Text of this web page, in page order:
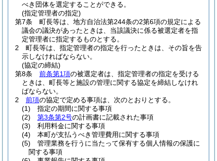
べき団体を選定することができる。
(指定管理者の指定)
第7条
町長等は、地方自治法第244条の2第6項の規定による
議会の議決があったときは、当該議決に係る被選定者を指
定管理者に指定するものとする。
2
町長等は、指定管理者の指定を行ったときは、その旨を告
示しなければならない。
(協定の締結)
第8条
前条第1項の被選定者は、指定管理者の指定を受ける
ときは、町長等と施設の管理に関する協定を締結しなけれ
ばならない。
2
前項の協定で定める事項は、次のとおりとする。
(1)
指定の期間に関する事項
(2)
第3条第2号の計画書に記載された事項
(3)
利用料金に関する事項
(4)
本町が支払うべき管理費用に関する事項
(5)
管理業務を行うに当たって保有する個人情報の保護に
関する事項